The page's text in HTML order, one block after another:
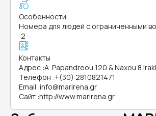
Особенности
Номера для людей с ограниченными
:2
Контакты
Адрес :A. Papandreou 120 & Naxou 8
Телефон :+(30) 2810821471
Email :info@marirena.gr
Сайт :http://www.marirena.gr